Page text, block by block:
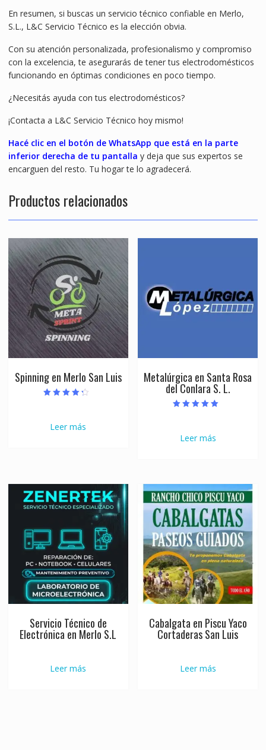
En resumen, si buscas un servicio técnico confiable en Merlo,
S.L., L&C Servicio Técnico es la elección obvia.
Con su atención personalizada, profesionalismo y compromiso
con la excelencia, te asegurarás de tener tus electrodomésticos
funcionando en óptimas condiciones en poco tiempo.
¿Necesitás ayuda con tus electrodomésticos?
¡Contacta a L&C Servicio Técnico hoy mismo!
Hacé clic en el botón de WhatsApp que está en la parte
inferior derecha de tu pantalla y deja que sus expertos se
encarguen del resto. Tu hogar te lo agradecerá.
Productos relacionados
Spinning en Merlo San Luis
Leer más
Metalúrgica en Santa Rosa
del Conlara S. L.
Leer más
Servicio Técnico de
Electrónica en Merlo S.L
Leer más
Cabalgata en Piscu Yaco
Cortaderas San Luis
Leer más